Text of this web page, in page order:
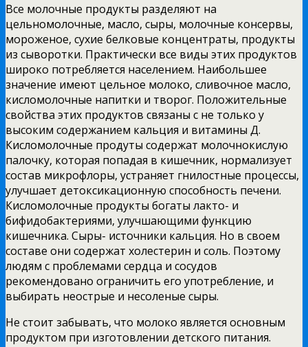
Все молочные продукты разделяют на
цельномолочные, масло, сыры, молочные консервы,
мороженое, сухие белковые концентраты, продукты
из сыворотки. Практически все виды этих продуктов
широко потребляется населением. Наибольшее
значение имеют цельное молоко, сливочное масло,
кисломолочные напитки и творог. Положительные
свойства этих продуктов связаны с не только у
высоким содержанием кальция и витамины Д.
Кисломолочные продуты содержат молочнокислую
палочку, которая попадая в кишечник, нормализует
состав микрофлоры, устраняет гнилостные процессы,
улучшает детоксикационную способность печени.
Кисломолочные продукты богаты лакто- и
бифидобактериями, улучшающими функцию
кишечника. Сыры- источники кальция. Но в своем
составе они содержат холестерин и соль. Поэтому
людям с проблемами сердца и сосудов
рекомендовано ограничить его употребление, и
выбирать неострые и несоленые сыры.
Не стоит забывать, что молоко является основным
продуктом при изготовлении детского питания.